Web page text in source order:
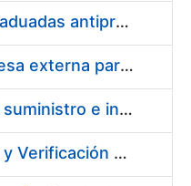
Suministro de gafas graduadas antiproyecciones para los trabajadores de la FNMT-RCM en los centros de trabajo de Madrid y Burgos
Servicios de una empresa externa para el asesoramiento y resolución de los recursos de alzada que se presentan relacionados con procesos de selección para la FNMT-RCM
Acuerdo marco para el suministro e instalación de persianas, estores y otros complementos
Servicio de Calibración y Verificación Externa de los Equipos de Medición del Servicio de Prevención de la FNMT-RCM